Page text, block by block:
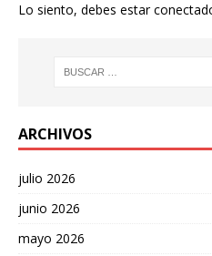
Lo siento, debes estar
ARCHIVOS
julio 2026
junio 2026
mayo 2026